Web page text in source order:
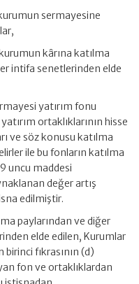
sermayesine
kârına katılma
intifa senetlerinden elde
yatırım fonu
ortaklıklarının hisse
ve söz konusu katılma
ile bu fonların katılma
uncu maddesi
değer artış
edilmiştir.
paylarından ve diğer
elde edilen, Kurumlar
fıkrasının (d)
fon ve ortaklıklardan